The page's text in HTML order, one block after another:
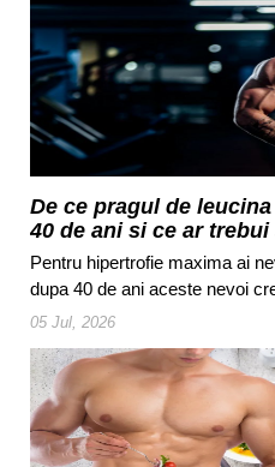
De ce pragul de
40 de ani si ce ar
masa
Pentru hipertrofie maxima ai
dupa 40 de ani aceste nevoi
05 Jul, 2026